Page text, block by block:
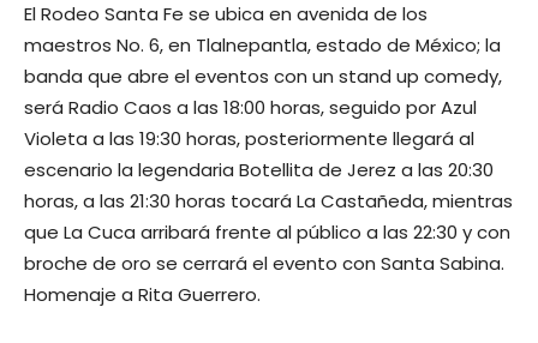
El Rodeo Santa Fe se ubica en avenida de los
maestros No. 6, en Tlalnepantla, estado de México; la
banda que abre el eventos con un stand up comedy,
será Radio Caos a las 18:00 horas, seguido por Azul
Violeta a las 19:30 horas, posteriormente llegará al
escenario la legendaria Botellita de Jerez a las 20:30
horas, a las 21:30 horas tocará La Castañeda, mientras
que La Cuca arribará frente al público a las 22:30 y con
broche de oro se cerrará el evento con Santa Sabina.
Homenaje a Rita Guerrero.